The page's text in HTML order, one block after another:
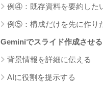
例④：既存資料を要約した
例⑤：構成だけを先に作り
Geminiでスライド作成させ
背景情報を詳細に伝える
AIに役割を提示する